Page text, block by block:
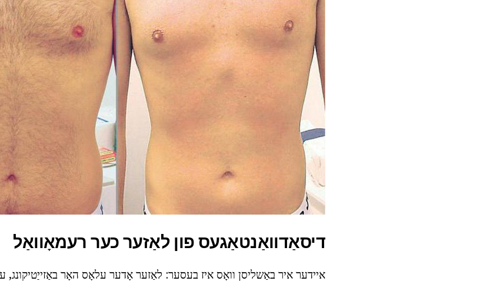
דיסאַדוואַנטאַגעס פון לאַזער כער רעמאָוואַל
איידער איר באַשליסן וואָס איז בעסער: לאַזער אָדער עלאָס האָר באַזייַטיקונג,